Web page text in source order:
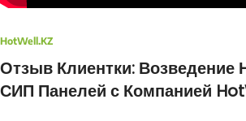
HotWell.KZ
Отзыв Клиентки: Возведение
СИП Панелей с Компанией